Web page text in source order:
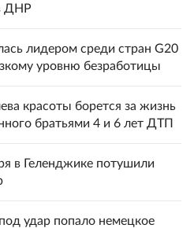
ДНР
лидером среди стран G20
уровню безработицы
красоты борется за жизнь
братьями 4 и 6 лет ДТП
в Геленджике потушили
удар попало немецкое